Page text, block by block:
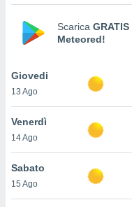
la
nella
cookie
il tuo
in
Scarica GRATIS
Meteored!
Giovedi
13 Ago
Venerdì
14 Ago
Sabato
15 Ago